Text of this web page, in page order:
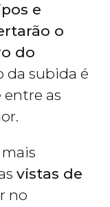
e
o
do
da subida é
as
vistas de
no